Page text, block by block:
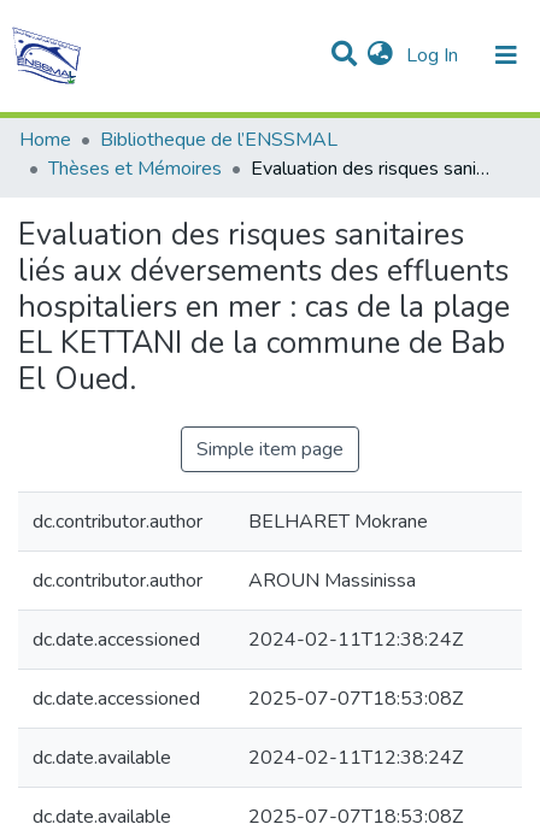
Log In (current)
Communities & Collections
Statistics
All of DSpace
Home
Bibliotheque de l’ENSSMAL
Thèses et Mémoires
Evaluation des risques sanitaires liés aux déversements des effluents hospitaliers en mer : cas de la plage EL KETTANI de la commune de Bab El Oued.
Evaluation des risques sanitaires
liés aux déversements des effluents
hospitaliers en mer : cas de la plage
EL KETTANI de la commune de Bab
El Oued.
Simple item page
dc.contributor.author BELHARET Mokrane
dc.contributor.author AROUN Massinissa
dc.date.accessioned 2024-02-11T12:38:24Z
dc.date.accessioned 2025-07-07T18:53:08Z
dc.date.available 2024-02-11T12:38:24Z
dc.date.available 2025-07-07T18:53:08Z